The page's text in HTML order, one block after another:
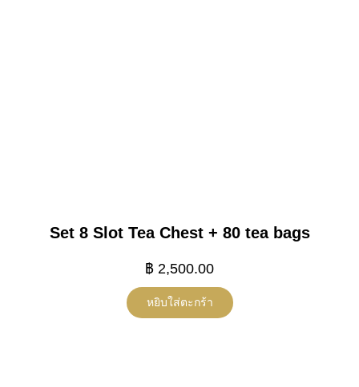
Set 8 Slot Tea Chest + 80 tea bags
฿ 2,500.00
หยิบใส่ตะกร้า